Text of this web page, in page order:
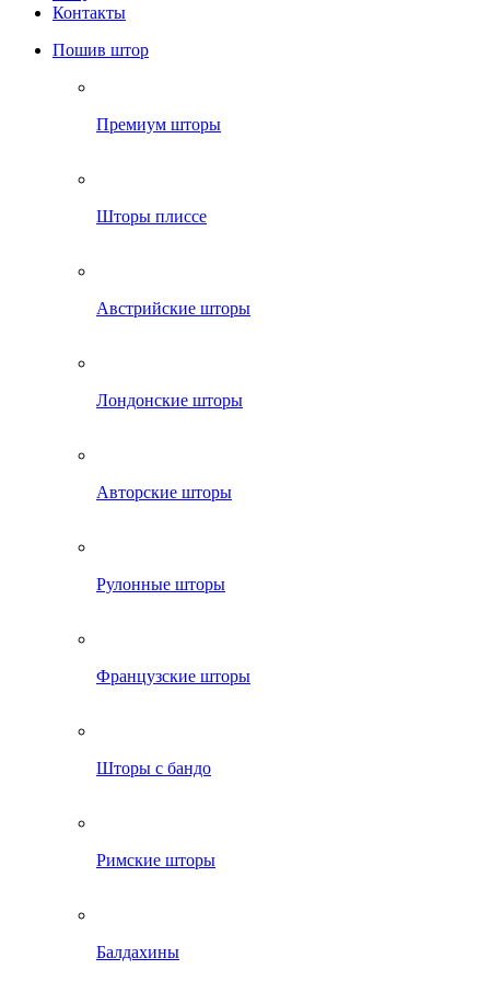
Контакты
Пошив штор
Премиум шторы
Шторы плиссе
Австрийские шторы
Лондонские шторы
Авторские шторы
Рулонные шторы
Французские шторы
Шторы с бандо
Римские шторы
Балдахины